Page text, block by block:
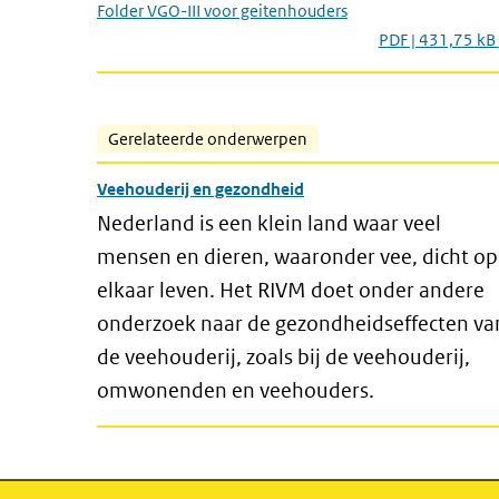
Folder VGO-III voor geitenhouders
PDF | 431,75 kB
Gerelateerde onderwerpen
Veehouderij en gezondheid
Nederland is een klein land waar veel
mensen en dieren, waaronder vee, dicht op
elkaar leven. Het RIVM doet onder andere
onderzoek naar de gezondheidseffecten
de veehouderij, zoals bij de veehouderij,
omwonenden en veehouders.